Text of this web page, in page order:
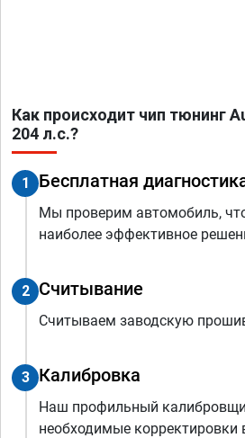
Как происходит чип тюнинг
204 л.с.?
1 Бесплатная
Мы проверим автомобиль,
наиболее эффективное
2 Считывание
Считываем заводскую
3 Калибровка
Наш профильный
необходимые корректировки